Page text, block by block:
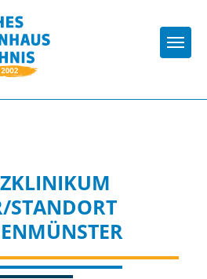
STANDORT